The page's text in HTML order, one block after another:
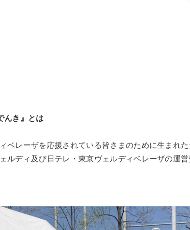
んき』とは
ベレーザを応援されている皆さまのために生まれた
ルディ及び日テレ・東京ヴェルディベレーザの運